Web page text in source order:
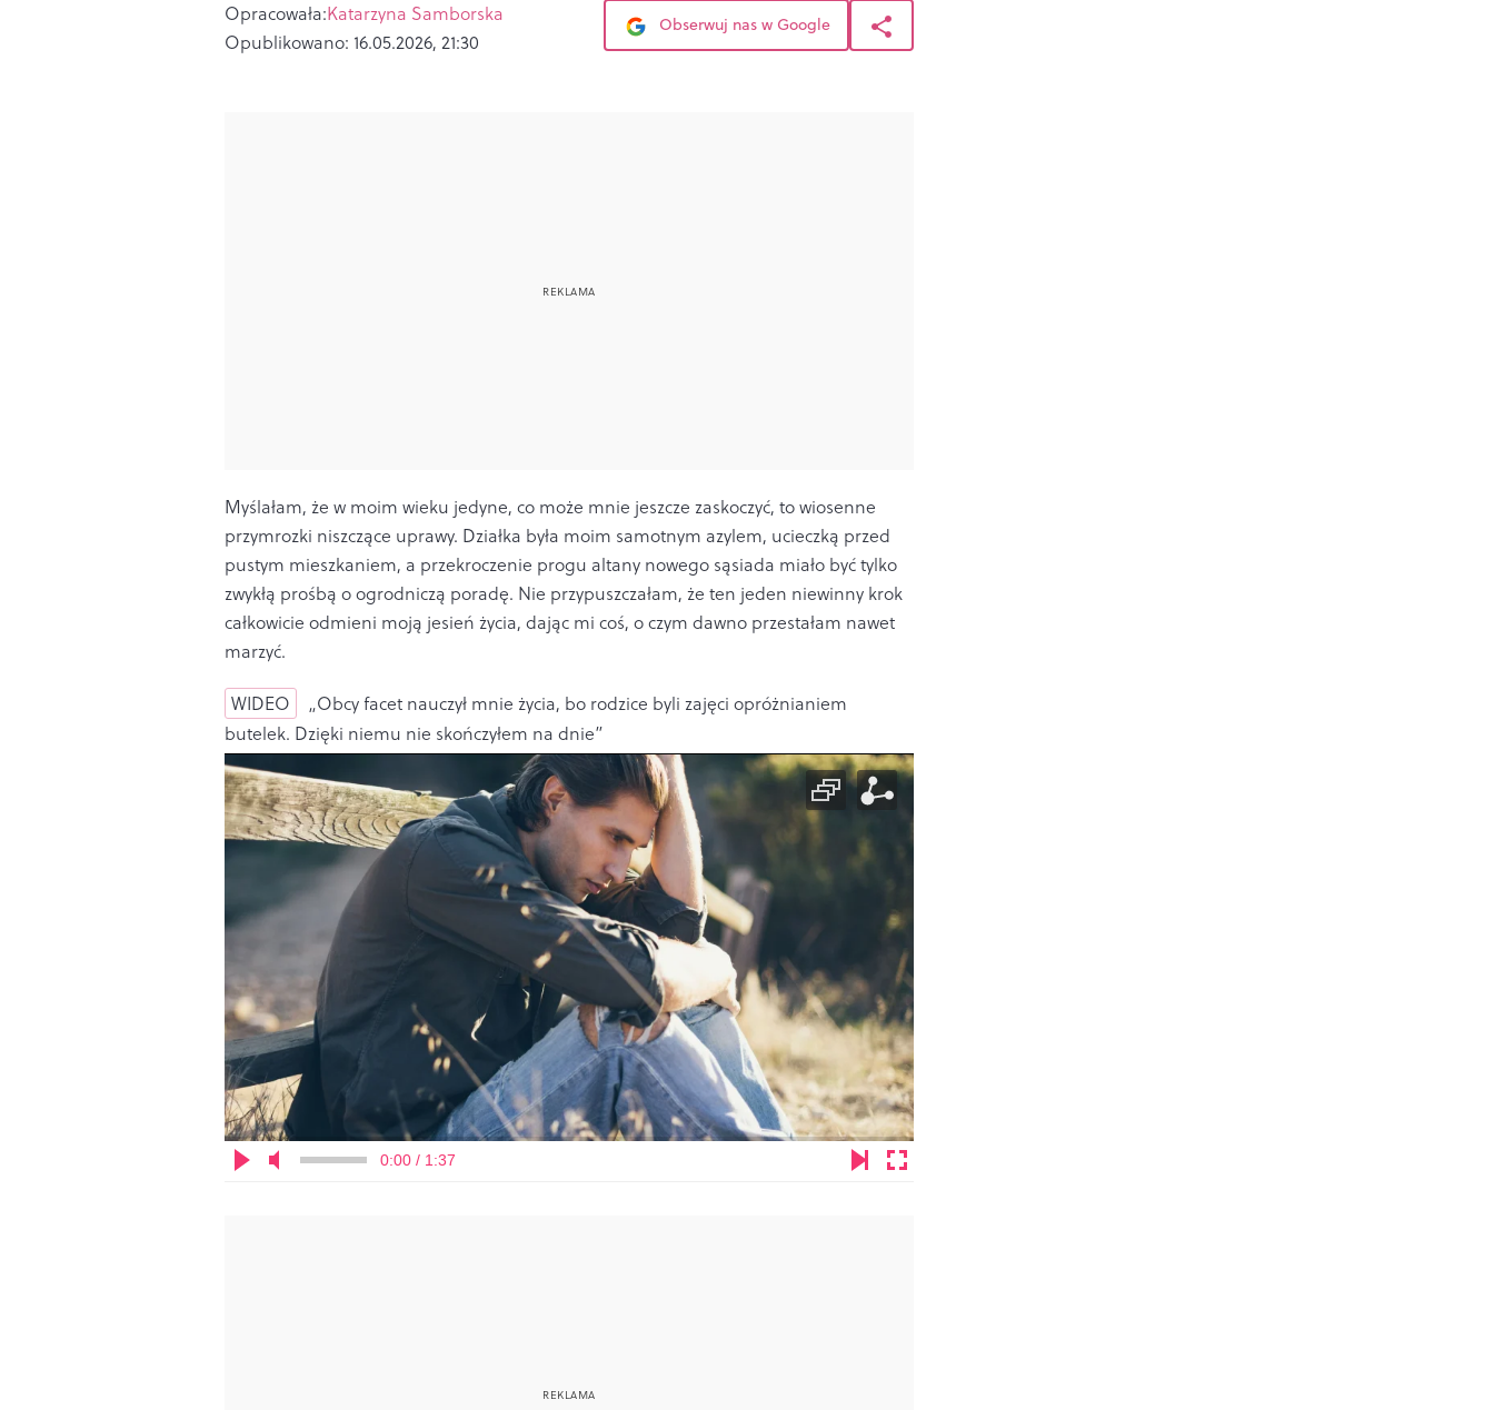
Opracowała:Katarzyna Samborska
Opublikowano: 16.05.2026, 21:30
Obserwuj nas w Google
Myślałam, że w moim wieku jedyne, co może mnie jeszcze zaskoczyć, to wiosenne
przymrozki niszczące uprawy. Działka była moim samotnym azylem, ucieczką przed
pustym mieszkaniem, a przekroczenie progu altany nowego sąsiada miało być tylko
zwykłą prośbą o ogrodniczą poradę. Nie przypuszczałam, że ten jeden niewinny krok
całkowicie odmieni moją jesień życia, dając mi coś, o czym dawno przestałam nawet
marzyć.
WIDEO
„Obcy facet nauczył mnie życia, bo rodzice byli zajęci opróżnianiem
butelek. Dzięki niemu nie skończyłem na dnie”
0:00 / 1:37